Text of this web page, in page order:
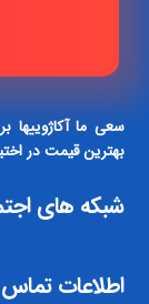
سعی ما
بهترین قیمت در
شبکه های
اطلاعات تماس